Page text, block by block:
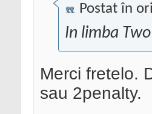
Postat în
In limba
Merci fretelo.
sau 2penalty.